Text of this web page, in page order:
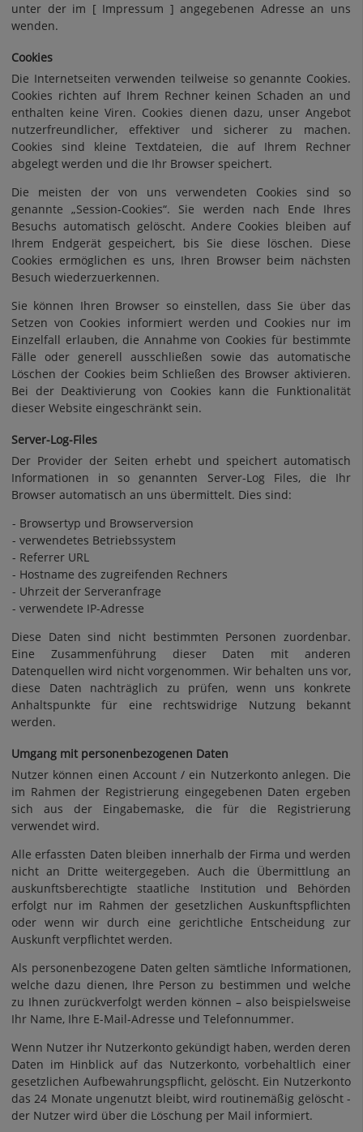
unter der im [ Impressum ] angegebenen Adresse an uns
wenden.
Cookies
Die Internetseiten verwenden teilweise so genannte Cookies.
Cookies richten auf Ihrem Rechner keinen Schaden an und
enthalten keine Viren. Cookies dienen dazu, unser Angebot
nutzerfreundlicher, effektiver und sicherer zu machen.
Cookies sind kleine Textdateien, die auf Ihrem Rechner
abgelegt werden und die Ihr Browser speichert.
Die meisten der von uns verwendeten Cookies sind so
genannte „Session-Cookies“. Sie werden nach Ende Ihres
Besuchs automatisch gelöscht. Andere Cookies bleiben auf
Ihrem Endgerät gespeichert, bis Sie diese löschen. Diese
Cookies ermöglichen es uns, Ihren Browser beim nächsten
Besuch wiederzuerkennen.
Sie können Ihren Browser so einstellen, dass Sie über das
Setzen von Cookies informiert werden und Cookies nur im
Einzelfall erlauben, die Annahme von Cookies für bestimmte
Fälle oder generell ausschließen sowie das automatische
Löschen der Cookies beim Schließen des Browser aktivieren.
Bei der Deaktivierung von Cookies kann die Funktionalität
dieser Website eingeschränkt sein.
Server-Log-Files
Der Provider der Seiten erhebt und speichert automatisch
Informationen in so genannten Server-Log Files, die Ihr
Browser automatisch an uns übermittelt. Dies sind:
Browsertyp und Browserversion
verwendetes Betriebssystem
Referrer URL
Hostname des zugreifenden Rechners
Uhrzeit der Serveranfrage
verwendete IP-Adresse
Diese Daten sind nicht bestimmten Personen zuordenbar.
Eine Zusammenführung dieser Daten mit anderen
Datenquellen wird nicht vorgenommen. Wir behalten uns vor,
diese Daten nachträglich zu prüfen, wenn uns konkrete
Anhaltspunkte für eine rechtswidrige Nutzung bekannt
werden.
Umgang mit personenbezogenen Daten
Nutzer können einen Account / ein Nutzerkonto anlegen. Die
im Rahmen der Registrierung eingegebenen Daten ergeben
sich aus der Eingabemaske, die für die Registrierung
verwendet wird.
Alle erfassten Daten bleiben innerhalb der Firma und werden
nicht an Dritte weitergegeben. Auch die Übermittlung an
auskunftsberechtigte staatliche Institution und Behörden
erfolgt nur im Rahmen der gesetzlichen Auskunftspflichten
oder wenn wir durch eine gerichtliche Entscheidung zur
Auskunft verpflichtet werden.
Als personenbezogene Daten gelten sämtliche Informationen,
welche dazu dienen, Ihre Person zu bestimmen und welche
zu Ihnen zurückverfolgt werden können – also beispielsweise
Ihr Name, Ihre E-Mail-Adresse und Telefonnummer.
Wenn Nutzer ihr Nutzerkonto gekündigt haben, werden deren
Daten im Hinblick auf das Nutzerkonto, vorbehaltlich einer
gesetzlichen Aufbewahrungspflicht, gelöscht. Ein Nutzerkonto
das 24 Monate ungenutzt bleibt, wird routinemäßig gelöscht -
der Nutzer wird über die Löschung per Mail informiert.